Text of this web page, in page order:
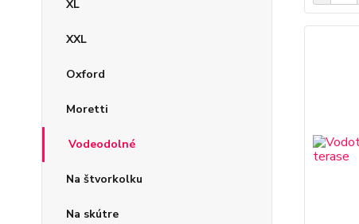
XL
XXL
Oxford
Moretti
Vodeodolné
Na štvorkolku
Na skútre